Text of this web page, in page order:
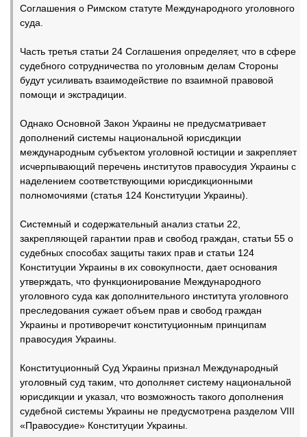
Соглашения о Римском статуте Международного уголовного
суда.
Часть третья статьи 24 Соглашения определяет, что в сфере
судебного сотрудничества по уголовным делам Стороны
будут усиливать взаимодействие по взаимной правовой
помощи и экстрадиции.
Однако Основной Закон Украины не предусматривает
дополнений системы национальной юрисдикции
международным субъектом уголовной юстиции и закрепляет
исчерпывающий перечень институтов правосудия Украины с
наделением соответствующими юрисдикционными
полномочиями (статья 124 Конституции Украины).
Системный и содержательный анализ статьи 22,
закрепляющей гарантии прав и свобод граждан, статьи 55 о
судебных способах защиты таких прав и статьи 124
Конституции Украины в их совокупности, дает основания
утверждать, что функционирование Международного
уголовного суда как дополнительного института уголовного
преследования сужает объем прав и свобод граждан
Украины и противоречит конституционным принципам
правосудия Украины.
Конституционный Суд Украины признал Международный
уголовный суд таким, что дополняет систему национальной
юрисдикции и указал, что возможность такого дополнения
судебной системы Украины не предусмотрена разделом VIII
«Правосудие» Конституции Украины.